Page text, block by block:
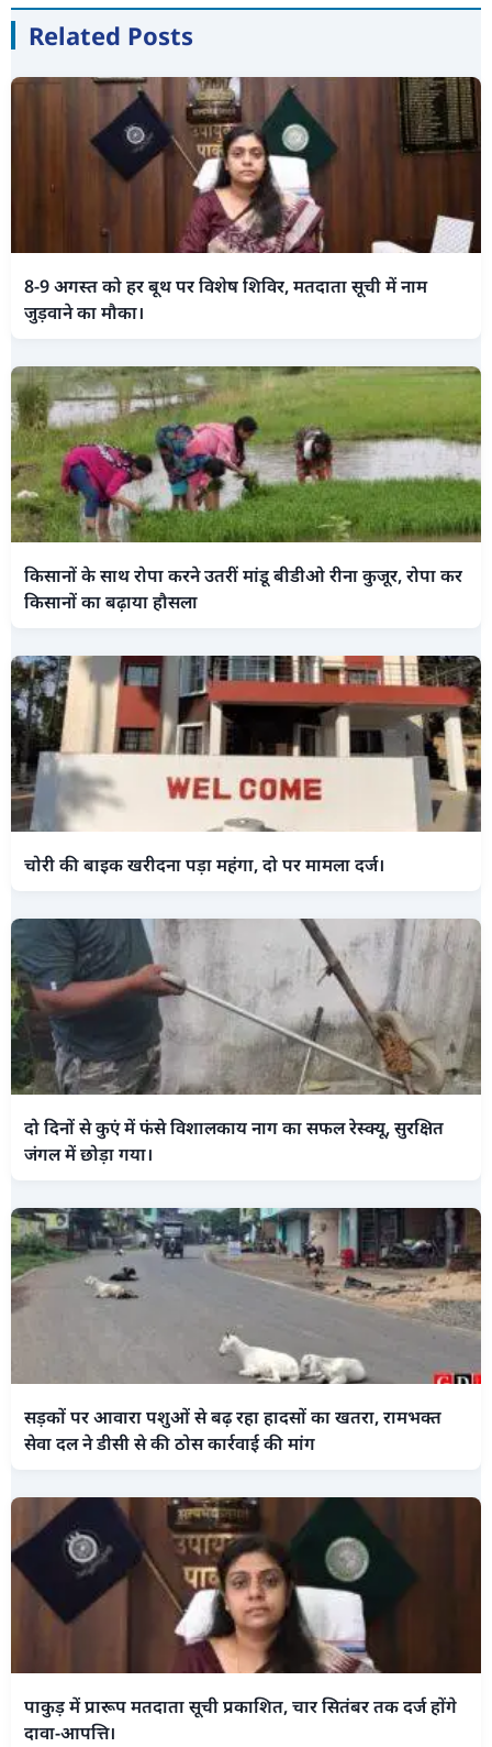
Related Posts
8-9 अगस्त को हर बूथ पर विशेष शिविर, मतदाता सूची में नाम
जुड़वाने का मौका।
किसानों के साथ रोपा करने उतरीं मांडू बीडीओ रीना कुजूर, रोपा कर
किसानों का बढ़ाया हौसला
चोरी की बाइक खरीदना पड़ा महंगा, दो पर मामला दर्ज।
दो दिनों से कुएं में फंसे विशालकाय नाग का सफल रेस्क्यू, सुरक्षित
जंगल में छोड़ा गया।
सड़कों पर आवारा पशुओं से बढ़ रहा हादसों का खतरा, रामभक्त
सेवा दल ने डीसी से की ठोस कार्रवाई की मांग
पाकुड़ में प्रारूप मतदाता सूची प्रकाशित, चार सितंबर तक दर्ज होंगे
दावा-आपत्ति।